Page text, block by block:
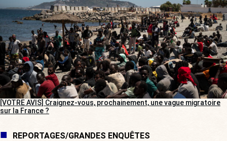
[VOTRE AVIS] Craignez-vous, prochainement, une vague migratoire
sur la France ?
REPORTAGES/GRANDES ENQUÊTES